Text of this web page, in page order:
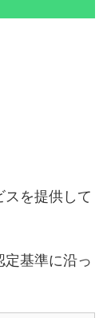
を提供して
定基準に沿っ